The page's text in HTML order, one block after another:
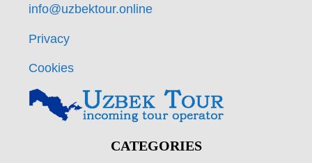
info@uzbektour.online
Privacy
Cookies
CATEGORIES